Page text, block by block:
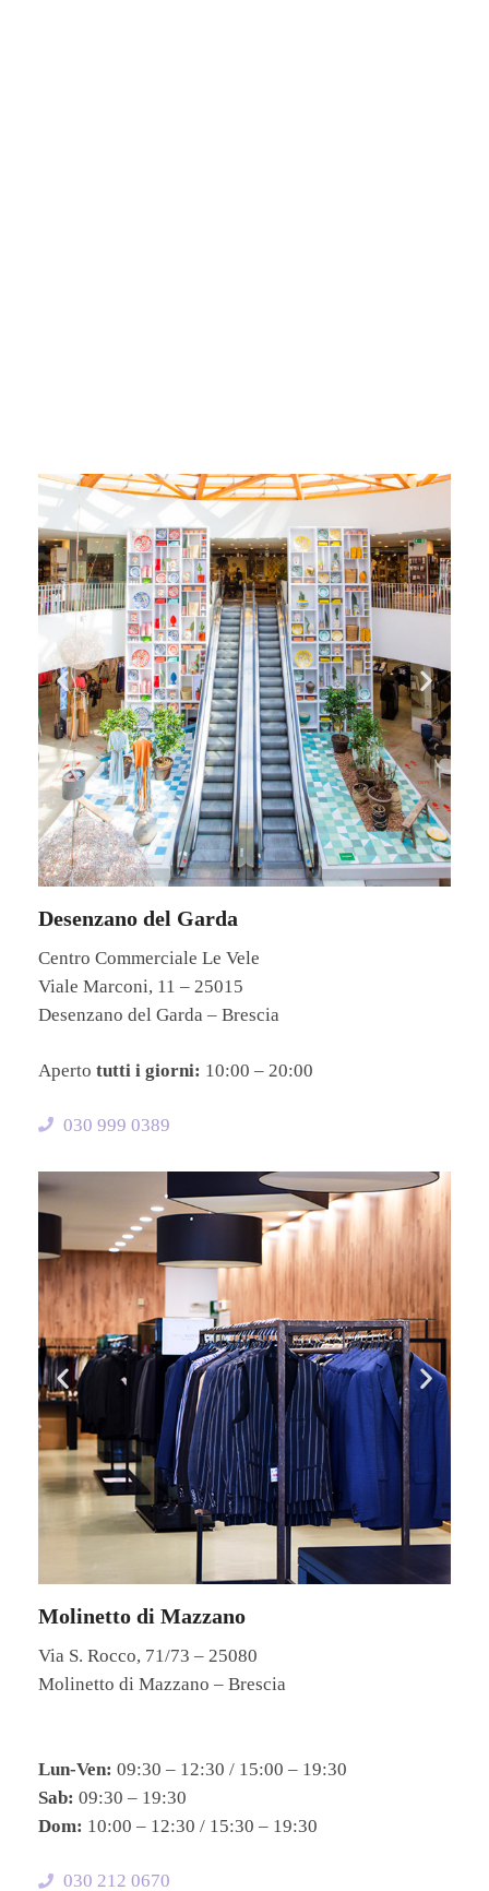
Desenzano del Garda
Centro Commerciale Le Vele
Viale Marconi, 11 – 25015
Desenzano del Garda – Brescia
Aperto tutti i giorni: 10:00 – 20:00
030 999 0389
Molinetto di Mazzano
Via S. Rocco, 71/73 – 25080
Molinetto di Mazzano – Brescia
Lun-Ven: 09:30 – 12:30 / 15:00 – 19:30
Sab: 09:30 – 19:30
Dom: 10:00 – 12:30 / 15:30 – 19:30
030 212 0670